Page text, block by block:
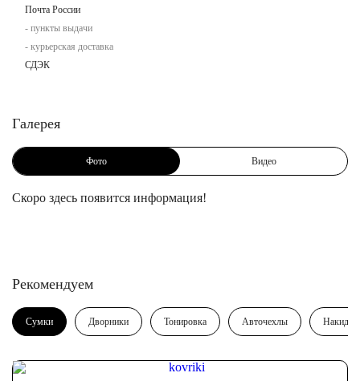
Почта России
- пункты выдачи
- курьерская доставка
СДЭК
Галерея
Фото Видео
Скоро здесь появится информация!
Рекомендуем
Сумки Дворники Тонировка Авточехлы Накидки